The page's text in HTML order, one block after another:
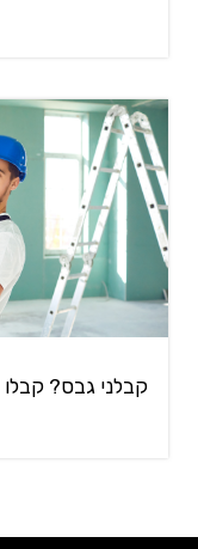
קבלני גבס? קבלו 7 כלים לגבס שמשדרגים כל פרויקט!